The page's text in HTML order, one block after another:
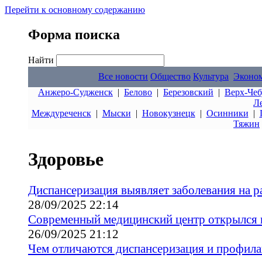
Перейти к основному содержанию
Форма поиска
Найти
Все новости Общество Культура
Анжеро-Судженск | Белово | Березовский | Верх-
Междуреченск| Мыски | Новокузнецк| Осинники |
Тяжин
Здоровье
Диспансеризация выявляет заболевания на
28/09/2025 22:14
Современный медицинский центр открылся
26/09/2025 21:12
Чем отличаются диспансеризация и